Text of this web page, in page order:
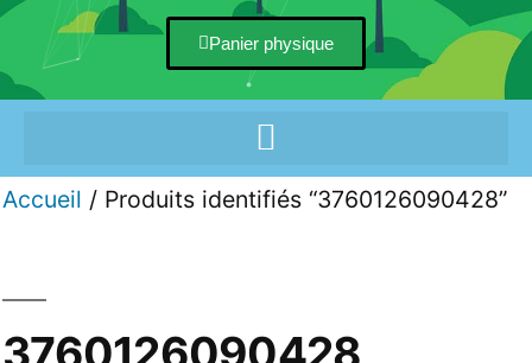
Panier physique
Accueil / Produits identifiés “3760126090428”